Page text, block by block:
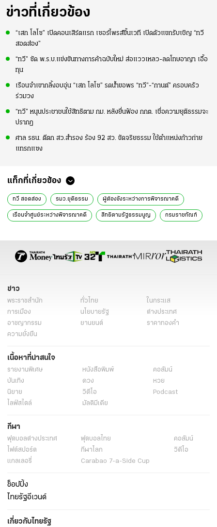
ข่าวที่เกี่ยวข้อง
“เสก โลโซ” เปิดคอนเสิร์ตแรก เซอร์ไพรส์ขึ้นเวที เปิดตัวแขกรับเชิญ “ทวี
สอดส่อง”
“ทวี” ซัด พ.ร.บ.แข่งขันทางการค้าฉบับใหม่ ส่อแววเหลว-ลดโทษอาญา เอื้อ
ทุน
เรือนจำเขากลิ้งอบอุ่น “เสก โลโซ” รดน้ำขอพร “ทวี”-“กานต์” ครอบครัว
ร่วมวง
“ทวี” หนุนประชาชนใช้สิทธิตาม กม. หลังยื่นฟ้อง กกต. เชื่อความยุติธรรมจะ
ปรากฏ
ศาล รธน. ตีตก สว.สำรอง ร้อง 92 สว. ขัดจริยธรรม ใช้ตำแหน่งก้าวก่าย
แทรกแซง
แท็กที่เกี่ยวข้อง
ทวี สอดส่อง รมว.ยุติธรรม ผู้ต้องขังระหว่างการพิจารณาคดี
เรือนจำศูนย์ระหว่างพิจารณาคดี สิทธิตามรัฐธรรมนูญ กรมราชทัณฑ์
ข่าวการเมืองวันนี้ ข่าวการเมือง ไทยรัฐ ข่าวการเมือง
ข่าว
พระราชสำนัก ทั่วไทย
ในกระแส
การเมือง
นโยบายรัฐ
ต่างประเทศ
อาชญากรรม
ยานยนต์
ราคาทองคำ
ความยั่งยืน
เนื้อหาที่น่าสนใจ
รายงานพิเศษ หนังสือพิมพ์
คอลัมน์
บันเทิง
ดวง
หวย
นิยาย
วิดีโอ
Podcast
ไลฟ์สไตล์
มัลติมีเดีย
กีฬา
ฟุตบอลต่่างประเทศ ฟุตบอลไทย
คอลัมน์
ไฟต์สปอร์ต
กีฬาโลก
วิดีโอ
แกลเลอรี่
Carabao 7-a-Side Cup
ช็อปปิ้ง
ไทยรัฐอีเวนต์
เกี่ยวกับไทยรัฐ